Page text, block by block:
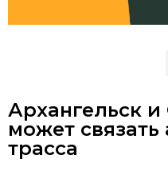
Архангельск
может
трасса